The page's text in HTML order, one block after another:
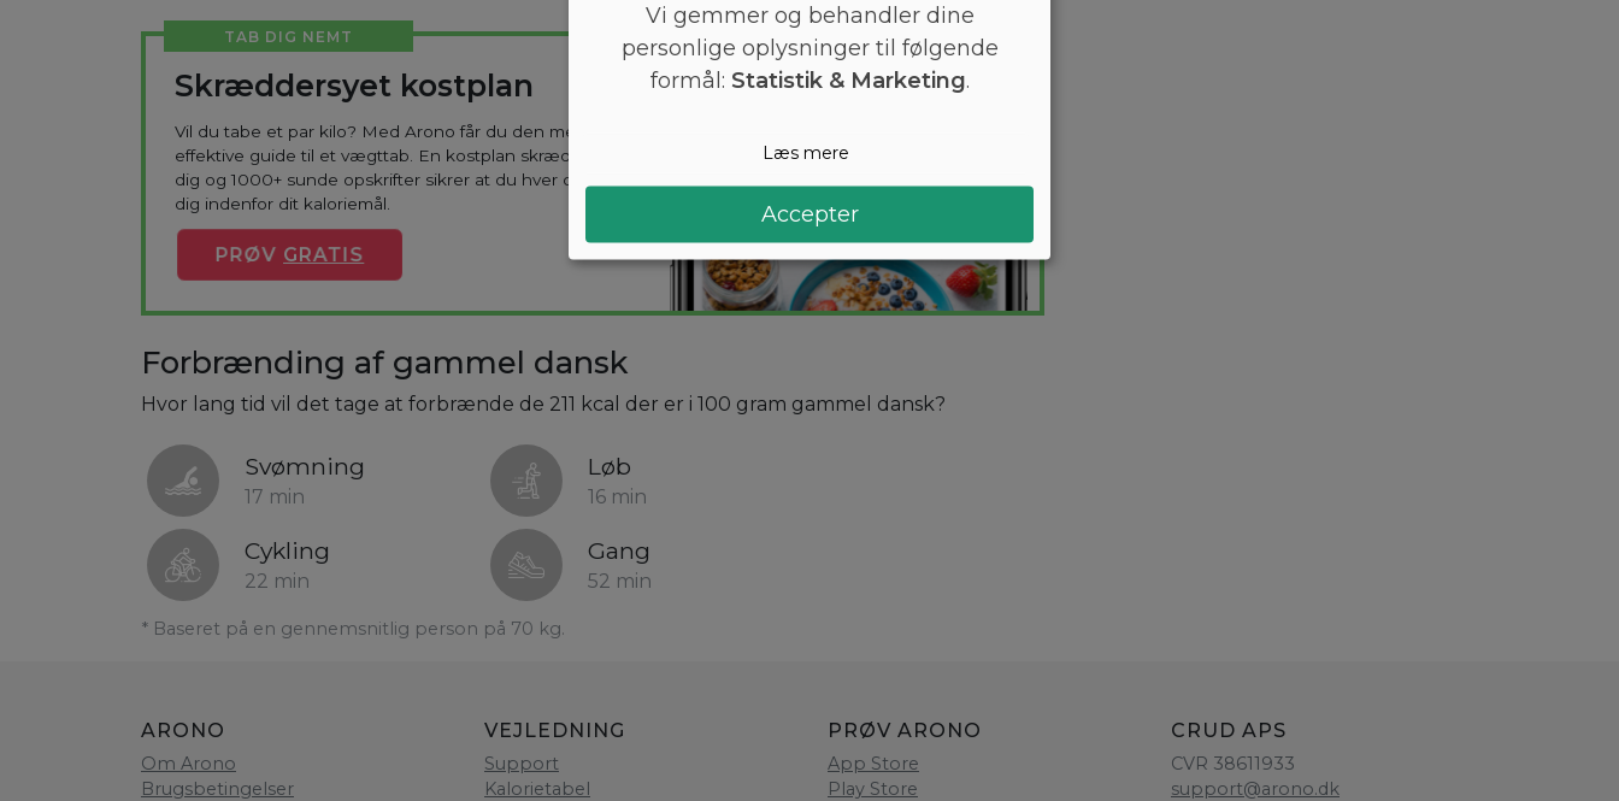
TAB DIG NEMT
Skræddersyet kostplan
Vil du tabe et par kilo? Med Arono får du den mest
effektive guide til et vægttab. En kostplan skræddersyes til
dig og 1000+ sunde opskrifter sikrer at du hver dag holder
dig indenfor dit kaloriemål.
PRØV GRATIS
Forbrænding af gammel dansk
Hvor lang tid vil det tage at forbrænde de 211 kcal der er i 100 gram gammel dansk?
Svømning
17 min
Løb
16 min
Cykling
22 min
Gang
52 min
* Baseret på en gennemsnitlig person på 70 kg.
ARONO
Om Arono
Brugsbetingelser
VEJLEDNING
Support
Kalorietabel
PRØV ARONO
App Store
Play Store
CRUD APS
CVR 38611933
support@arono.dk
Vi gemmer og behandler dine
personlige oplysninger til følgende
formål: Statistik & Marketing.
Læs mere
Accepter